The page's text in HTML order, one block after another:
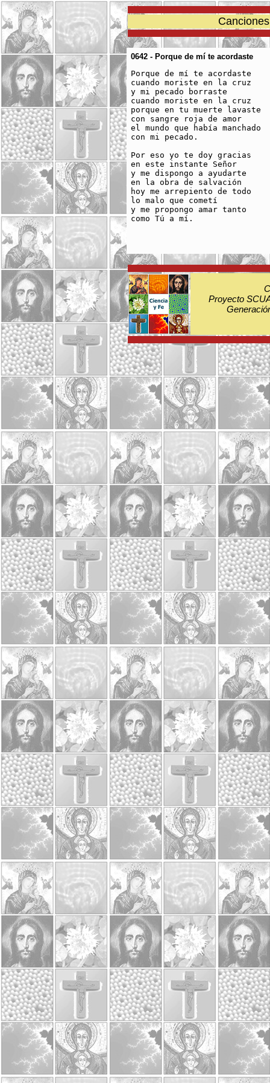
0642 - Porque de mí te acordaste
Porque de mí te acordaste
cuando moriste en la cruz
y mi pecado borraste
cuando moriste en la cruz
porque en tu muerte lavaste
con sangre roja de amor
el mundo que había manchado
con mi pecado.
Por eso yo te doy gracias
en este instante Señor
y me dispongo a ayudarte
en la obra de salvación
hoy me arrepiento de todo
lo malo que cometí
y me propongo amar tanto
como Tú a mí.
Proyecto